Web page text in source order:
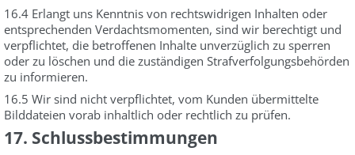
16.4 Erlangt uns Kenntnis von rechtswidrigen Inhalten oder
entsprechenden Verdachtsmomenten, sind wir berechtigt und
verpflichtet, die betroffenen Inhalte unverzüglich zu sperren
oder zu löschen und die zuständigen Strafverfolgungsbehörden
zu informieren.
16.5 Wir sind nicht verpflichtet, vom Kunden übermittelte
Bilddateien vorab inhaltlich oder rechtlich zu prüfen.
17. Schlussbestimmungen